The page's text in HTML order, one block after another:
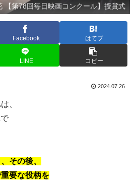
【第78回毎日映画コンクール】授賞式
Facebook はてブ
LINE コピー
2024.07.26
は、
その後、
要な役柄を